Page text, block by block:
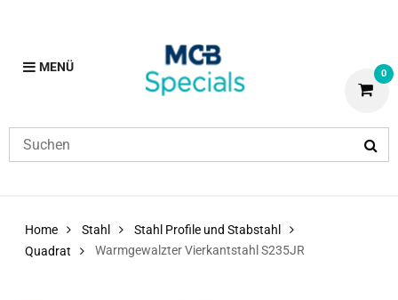
MENÜ 0
Home Stahl
Stahl Profile und Stabstahl
Quadrat
Warmgewalzter Vierkantstahl S235JR